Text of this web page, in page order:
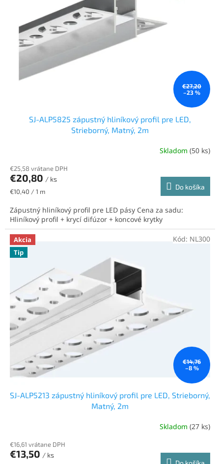
€27,20
–23 %
SJ-ALP5825 zápustný hliníkový profil pre LED,
Strieborný, Matný, 2m
Skladom (50 ks)
€25,58 vrátane DPH
€20,80 / ks
Jednotková
€10,40 / 1 m
Do košíka
Zápustný hliníkový profil pre LED pásy Cena za sadu:
Hliníkový profil + krycí difúzor + koncové krytky
Akcia
Tip
€14,76
–8 %
SJ-ALP5213 zápustný hliníkový profil pre LED, Strieborný,
Matný, 2m
Skladom (27 ks)
€16,61 vrátane DPH
€13,50 / ks
Kód: NL300